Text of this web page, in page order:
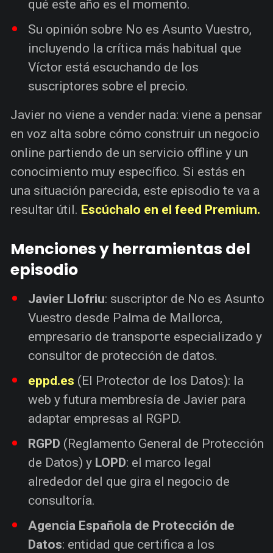
qué este año es el momento.
Su opinión sobre No es Asunto Vuestro,
incluyendo la crítica más habitual que
Víctor está escuchando de los
suscriptores sobre el precio.
Javier no viene a vender nada: viene a pensar
en voz alta sobre cómo construir un negocio
online partiendo de un servicio offline y un
conocimiento muy específico. Si estás en
una situación parecida, este episodio te va a
resultar útil. Escúchalo en el feed Premium.
Menciones y herramientas del
episodio
Javier Llofriu: suscriptor de No es Asunto
Vuestro desde Palma de Mallorca,
empresario de transporte especializado y
consultor de protección de datos.
eppd.es (El Protector de los Datos): la
web y futura membresía de Javier para
adaptar empresas al RGPD.
RGPD (Reglamento General de Protección
de Datos) y LOPD: el marco legal
alrededor del que gira el negocio de
consultoría.
Agencia Española de Protección de
Datos: entidad que certifica a los